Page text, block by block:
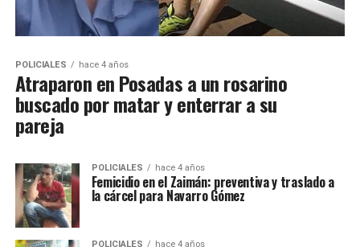
POLICIALES hace 4 años
Atraparon en Posadas a un rosarino
buscado por matar y enterrar a su
pareja
POLICIALES hace 4 años
Femicidio en el Zaimán: preventiva y traslado a
la cárcel para Navarro Gómez
POLICIALES hace 4 años